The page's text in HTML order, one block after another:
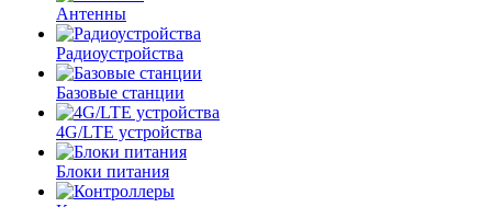
Антенны
Радиоустройства
Базовые станции
4G/LTE устройства
Блоки питания